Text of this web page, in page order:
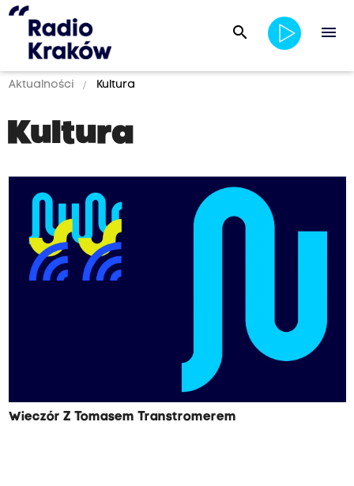
search menu
Aktualności Kultura
Kultura
Wieczór Z Tomasem Transtromerem